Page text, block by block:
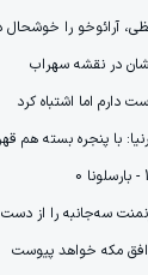
آرائوخو را خوشحال
در نقشه سهراب
دارم اما اشتباه کرد
با پنجره بسته هم
سه‌جانبه را از
مکه خواهد پیوست